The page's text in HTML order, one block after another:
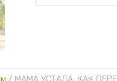
/ МАМА УСТАЛА. КАК